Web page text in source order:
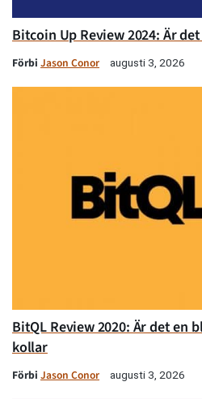
Bitcoin Up Review 2024: Är
Förbi Jason Conor augusti 3, 2026
BitQL Review 2020: Är det en
kollar
Förbi Jason Conor augusti 3, 2026